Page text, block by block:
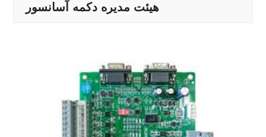
هیئت مدیره دکمه آسانسور